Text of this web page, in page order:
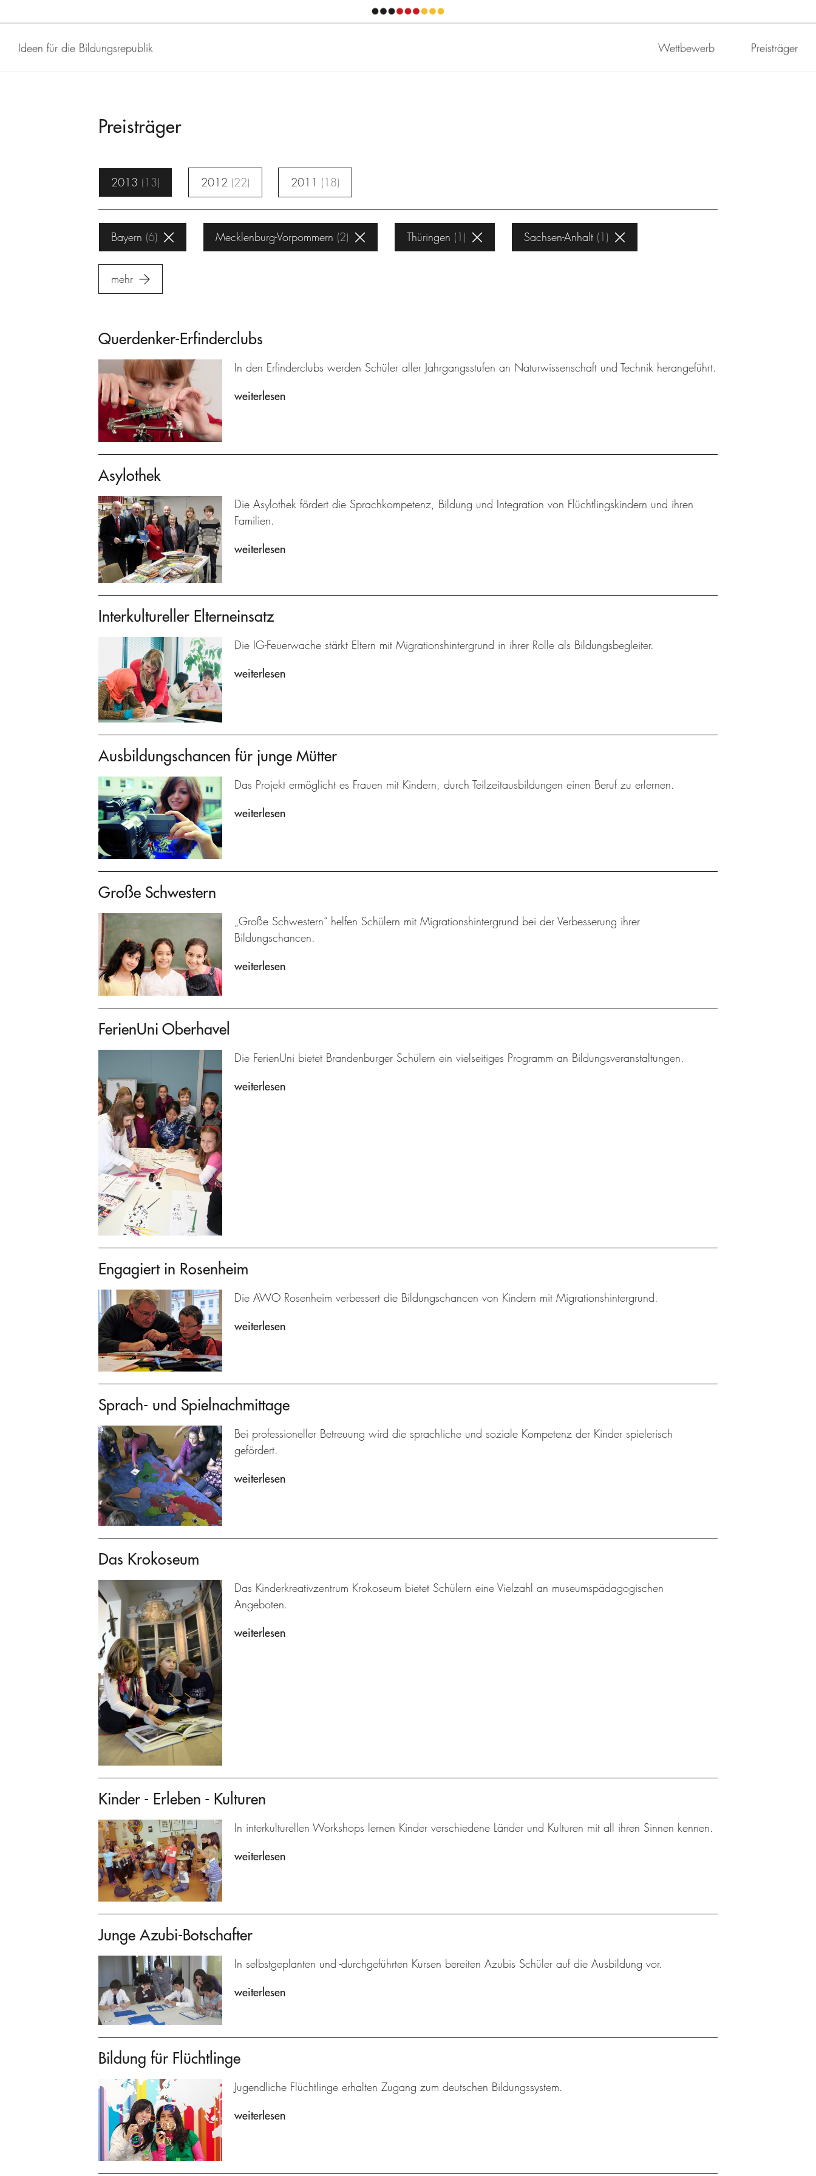
Ideen für die Bildungsrepublik Wettbewerb Preisträger
Preisträger
2013 13 2012 22 2011 18
Bayern 6 Mecklenburg-Vorpommern 2 Thüringen 1 Sachsen-Anhalt 1
mehr
Querdenker-Erfinderclubs
In den Erfinderclubs werden Schüler aller Jahrgangsstufen an Naturwissenschaft und Technik herangeführt.
weiterlesen
Asylothek
Die Asylothek fördert die Sprachkompetenz, Bildung und Integration von Flüchtlingskindern und ihren
Familien.
weiterlesen
Interkultureller Elterneinsatz
Die IG-Feuerwache stärkt Eltern mit Migrationshintergrund in ihrer Rolle als Bildungsbegleiter.
weiterlesen
Ausbildungschancen für junge Mütter
Das Projekt ermöglicht es Frauen mit Kindern, durch Teilzeitausbildungen einen Beruf zu erlernen.
weiterlesen
Große Schwestern
„Große Schwestern“ helfen Schülern mit Migrationshintergrund bei der Verbesserung ihrer
Bildungschancen.
weiterlesen
FerienUni Oberhavel
Die FerienUni bietet Brandenburger Schülern ein vielseitiges Programm an Bildungsveranstaltungen.
weiterlesen
Engagiert in Rosenheim
Die AWO Rosenheim verbessert die Bildungschancen von Kindern mit Migrationshintergrund.
weiterlesen
Sprach- und Spielnachmittage
Bei professioneller Betreuung wird die sprachliche und soziale Kompetenz der Kinder spielerisch
gefördert.
weiterlesen
Das Krokoseum
Das Kinderkreativzentrum Krokoseum bietet Schülern eine Vielzahl an museumspädagogischen
Angeboten.
weiterlesen
Kinder - Erleben - Kulturen
In interkulturellen Workshops lernen Kinder verschiedene Länder und Kulturen mit all ihren Sinnen kennen.
weiterlesen
Junge Azubi-Botschafter
In selbstgeplanten und -durchgeführten Kursen bereiten Azubis Schüler auf die Ausbildung vor.
weiterlesen
Bildung für Flüchtlinge
Jugendliche Flüchtlinge erhalten Zugang zum deutschen Bildungssystem.
weiterlesen